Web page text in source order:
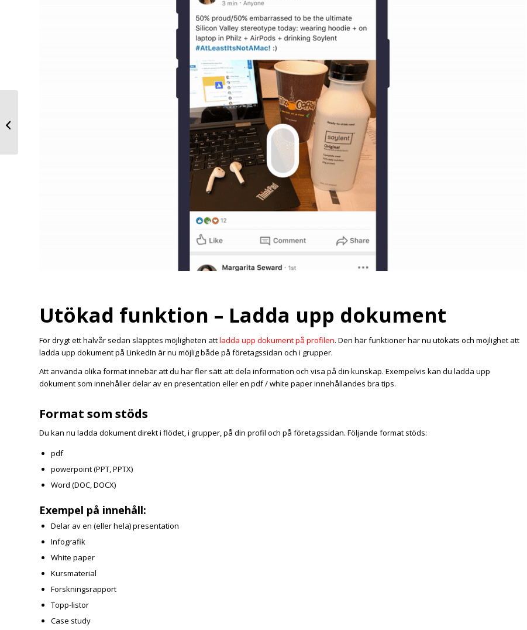
Utökad funktion – Ladda upp dokument
För drygt ett halvår sedan släpptes möjligheten attladda upp dokument på profilen. Den här funktioner har nu utökats och möjlighet att
ladda upp dokument på LinkedIn är nu möjlig både på företagssidan och i grupper.
Att använda olika format innebär att du har fler sätt att dela information och visa på din kunskap. Exempelvis kan du ladda upp
dokument som innehåller delar av en presentation eller en pdf / white paper innehållandes bra tips.
Format som stöds
Du kan nu ladda dokument direkt i flödet, i grupper, på din profil och på företagssidan. Följande format stöds:
pdf
powerpoint (PPT, PPTX)
Word (DOC, DOCX)
Exempel på innehåll:
Delar av en (eller hela) presentation
Infografik
White paper
Kursmaterial
Forskningsrapport
Topp-listor
Case study